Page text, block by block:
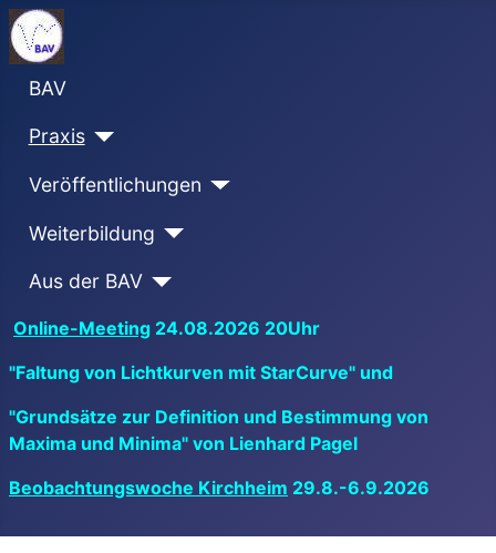
BAV
Praxis
Veröffentlichungen
Weiterbildung
Aus der BAV
Online-Meeting 24.08.2026 20Uhr
"Faltung von Lichtkurven mit StarCurve" und
"Grundsätze zur Definition und Bestimmung von
Maxima und Minima" von Lienhard Pagel
Beobachtungswoche Kirchheim 29.8.-6.9.2026